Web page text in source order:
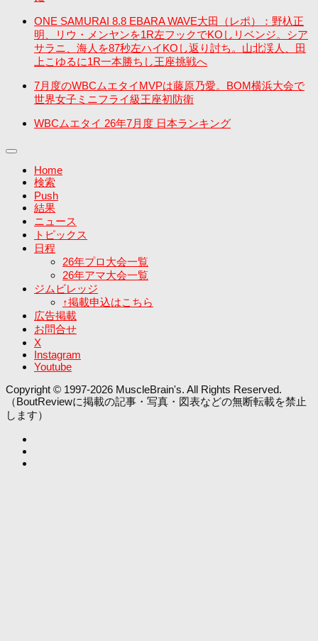
ONE SAMURAI 8.8 EBARA WAVE大田（レポ）：野杁正
明、リウ・メンヤンを1R左フックでKOしリベンジ。シア
サラニ、海人を87秒左ハイKOし返り討ち。山北渓人、田
上こゆるに1R一本勝ちし王座挑戦へ
7月度のWBCムエタイMVPは藤原乃愛。BOM横浜大会で
世界女子ミニフライ級王座初防衛
WBCムエタイ 26年7月度 日本ランキング
Home
検索
Push
結果
ニュース
トピックス
日程
26年プロ大会一覧
26年アマ大会一覧
ジムビレッジ
↑掲載申込はこちら
広告掲載
お問合せ
X
Instagram
Youtube
Copyright © 1997-2026 MuscleBrain's. All Rights Reserved.
（BoutReviewに掲載の記事・写真・図表などの無断転載を禁止
します）